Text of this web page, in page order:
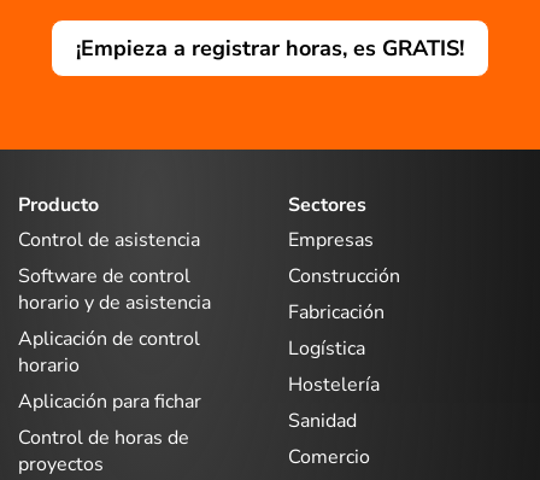
¡Empieza a registrar horas, es GRATIS!
Producto
Control de asistencia
Software de control
horario y de asistencia
Aplicación de control
horario
Aplicación para fichar
Control de horas de
proyectos
Sectores
Empresas
Construcción
Fabricación
Logística
Hostelería
Sanidad
Comercio